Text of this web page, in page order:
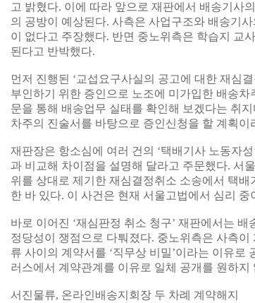
고 밝혔다. 이에 따라 앞으로 재판에서 배송기사
의 공방이 예상된다. 사측은 사업구조와 배송기
이 없다고 주장했다. 반면 중노위측은 학습지 교
된다고 반박했다.
먼저 진행된 ‘교섭요구사실의 공고에 대한 재심
부인하기 위한 증인으로 노조에 미가입한 배송
문을 통해 배송업무 실태를 확인해 보겠다는 취
차주의 진술서를 바탕으로 증인신청을 할 계획이
재판장은 항소심에 여러 건의 ‘택배기사 노동자
과 비교해 차이점을 설명해 달라고 주문했다. 서
위를 상대로 제기한 재심결정취소 소송에서 택
한 바 있다. 이 사건은 현재 서울고법에서 심리 중
바로 이어진 ‘재심판정 취소 청구’ 재판에서는
정당성이 쟁점으로 다퉈졌다. 중노위측은 사측
류 사이의 계약서를 ‘직무상 비밀’이라는 이유
러스에서 계약관계를 이유로 일체 공개를 원하지
서진물류, 온라인배송지회장 두 차례 계약해지